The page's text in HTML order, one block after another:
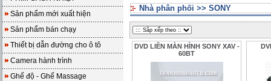
Sản phẩm mới xuất hiện
Sản phẩm bán chạy
Thiết bị dẫn đường cho ô tô
Camera hành trình
Ghế độ - Ghế Massage
Nhà phân phối >> SONY
DVD LIỀN MÀN HÌNH SONY XAV -
60BT